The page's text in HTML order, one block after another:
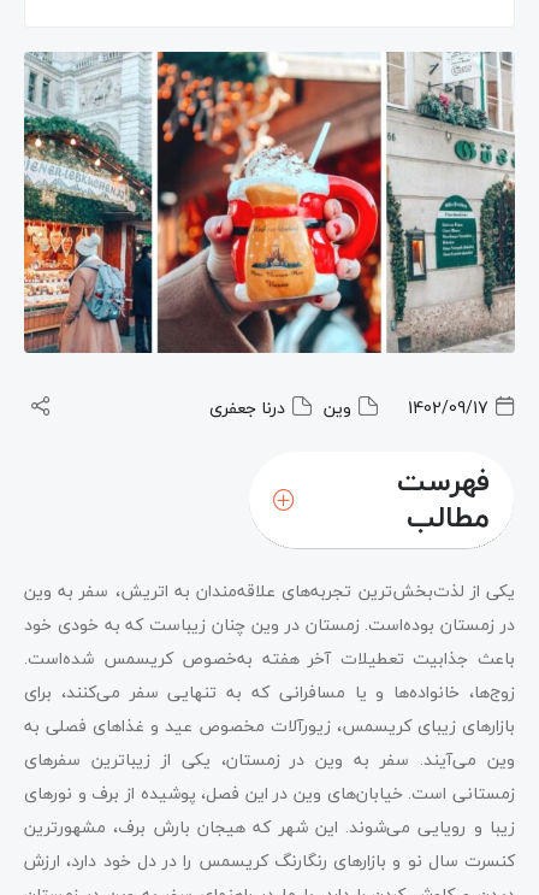
1402/09/17 وین درنا جعفری
فهرست
مطالب
یکی از لذت‌بخش‌ترین تجربه‌های علاقه‌مندان به اتریش، سفر به وین
در زمستان بوده‌است. زمستان در وین چنان زیباست که به خودی خود
باعث جذابیت تعطیلات آخر هفته به‌خصوص کریسمس شده‌است.
زوج‌ها، خانواده‌ها و یا مسافرانی که به تنهایی سفر می‌کنند، برای
بازارهای زیبای کریسمس، زیورآلات مخصوص عید و غذاهای فصلی به
وین می‌آیند. سفر به وین در زمستان، یکی از زیبا‌ترین سفر‌های
زمستانی است. خیابان‌های وین در این فصل، پوشیده از برف و نور‌های
زیبا و رویایی می‌شوند. این شهر که هیجان بارش برف، مشهور‌ترین
کنسرت سال نو و بازار‌های رنگارنگ کریسمس را در دل خود دارد، ارزش